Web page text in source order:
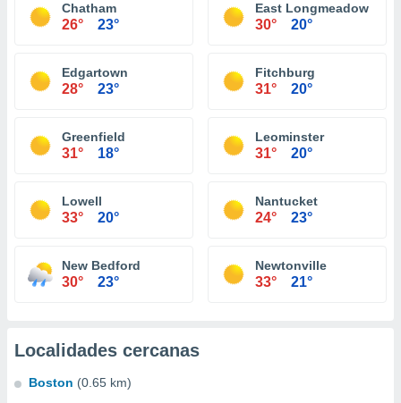
Chatham
26° 23°
East Longmeadow
30° 20°
Edgartown
28° 23°
Fitchburg
31° 20°
Greenfield
31° 18°
Leominster
31° 20°
Lowell
33° 20°
Nantucket
24° 23°
New Bedford
30° 23°
Newtonville
33° 21°
Localidades cercanas
Boston (0.65 km)